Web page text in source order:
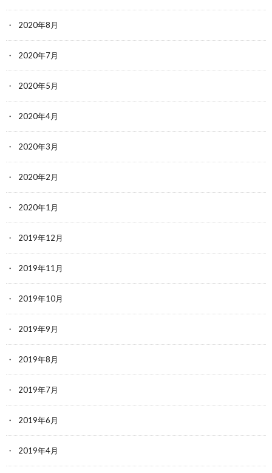
2020年8月
2020年7月
2020年5月
2020年4月
2020年3月
2020年2月
2020年1月
2019年12月
2019年11月
2019年10月
2019年9月
2019年8月
2019年7月
2019年6月
2019年4月